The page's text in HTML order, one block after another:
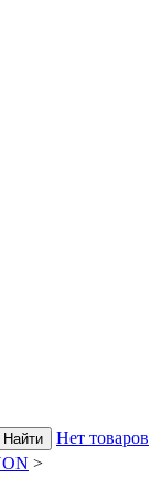
Нет товаров
>